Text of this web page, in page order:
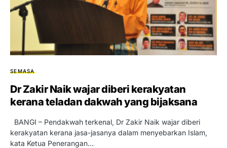
SEMASA
Dr Zakir Naik wajar diberi kerakyatan
kerana teladan dakwah yang bijaksana
BANGI – Pendakwah terkenal, Dr Zakir Naik wajar diberi
kerakyatan kerana jasa-jasanya dalam menyebarkan Islam,
kata Ketua Penerangan…